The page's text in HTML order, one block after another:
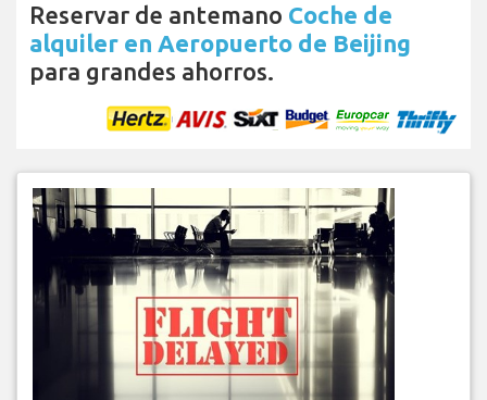
Reservar de antemano Coche de
alquiler en Aeropuerto de Beijing
para grandes ahorros.